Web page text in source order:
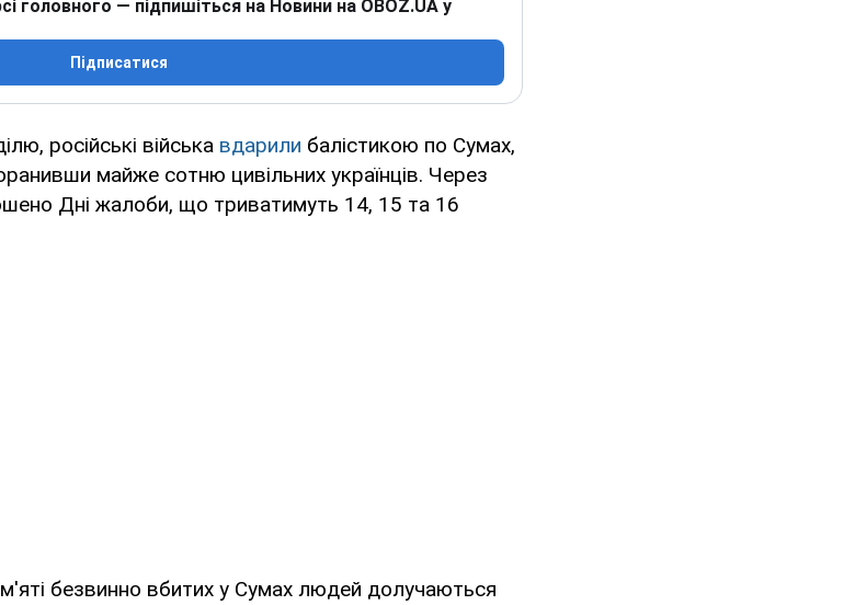
головного — підпишіться на Новини на OBOZ.UA у
Підписатися
російські війська вдарили балістикою по Сумах,
майже сотню цивільних українців. Через
Дні жалоби, що триватимуть 14, 15 та 16
безвинно вбитих у Сумах людей долучаються